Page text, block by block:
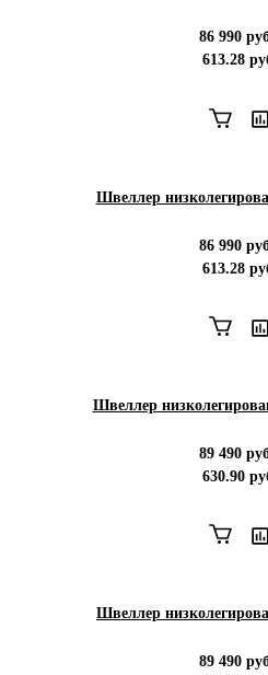
86 990
613.28
Швеллер
86 990
613.28
Швеллер
89 490
630.90
Швеллер
89 490